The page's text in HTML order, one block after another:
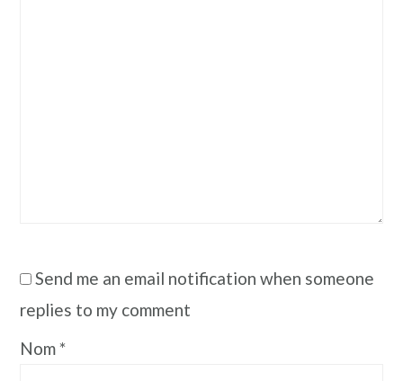
Send me an email notification when someone
replies to my comment
Nom*